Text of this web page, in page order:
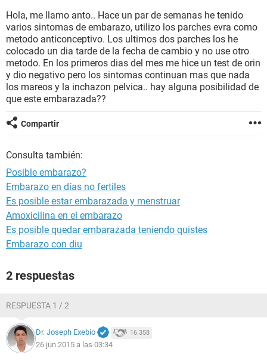
BIENESTAR
SEXUALIDAD
GLOSARIO
Hola, me llamo anto.. Hace un par de semanas he tenido
varios sintomas de embarazo, utilizo los parches evra como
metodo anticonceptivo. Los ultimos dos parches los he
colocado un dia tarde de la fecha de cambio y no use otro
metodo. En los primeros dias del mes me hice un test de orin
y dio negativo pero los sintomas continuan mas que nada
los mareos y la inchazon pelvica.. hay alguna posibilidad de
que este embarazada??
Compartir
Consulta también:
Posible embarazo?
Embarazo en días no fertiles
Es posible estar embarazada y menstruar
Amoxicilina en el embarazo
Es posible quedar embarazada teniendo quistes
Embarazo con diu
2 respuestas
RESPUESTA 1 / 2
Dr. Joseph Exebio 16.358
26 jun 2015 a las 03:34